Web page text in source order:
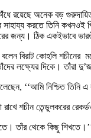
রয়েছে অনেক বড়
করতে তিনি কখনওই
জন্য। ঠিক একইভাবে
বিরাট কোহলি
লক্ষ্যের দিকে। তাঁরা
‘‘আমি নিশ্চিত
শচীন তেন্ডুলকরের
তাঁর থেকে কিছু